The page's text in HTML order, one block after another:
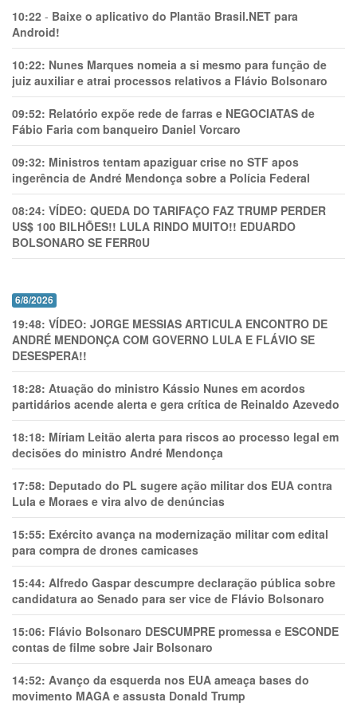
10:22 - Baixe o aplicativo do Plantão Brasil.NET para
Android!
10:22: Nunes Marques nomeia a si mesmo para função de
juiz auxiliar e atrai processos relativos a Flávio Bolsonaro
09:52: Relatório expõe rede de farras e NEGOCIATAS de
Fábio Faria com banqueiro Daniel Vorcaro
09:32: Ministros tentam apaziguar crise no STF apos
ingerência de André Mendonça sobre a Polícia Federal
08:24: VÍDEO: QUEDA DO TARIFAÇO FAZ TRUMP PERDER
US$ 100 BILHÕES!! LULA RINDO MUITO!! EDUARDO
BOLSONARO SE FERR0U
6/8/2026
19:48: VÍDEO: JORGE MESSIAS ARTICULA ENCONTRO DE
ANDRÉ MENDONÇA COM GOVERNO LULA E FLÁVIO SE
DESESPERA!!
18:28: Atuação do ministro Kássio Nunes em acordos
partidários acende alerta e gera crítica de Reinaldo Azevedo
18:18: Míriam Leitão alerta para riscos ao processo legal em
decisões do ministro André Mendonça
17:58: Deputado do PL sugere ação militar dos EUA contra
Lula e Moraes e vira alvo de denúncias
15:55: Exército avança na modernização militar com edital
para compra de drones camicases
15:44: Alfredo Gaspar descumpre declaração pública sobre
candidatura ao Senado para ser vice de Flávio Bolsonaro
15:06: Flávio Bolsonaro DESCUMPRE promessa e ESCONDE
contas de filme sobre Jair Bolsonaro
14:52: Avanço da esquerda nos EUA ameaça bases do
movimento MAGA e assusta Donald Trump